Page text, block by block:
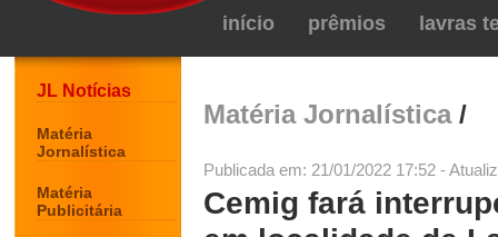
início prêmios lavras
JL Notícias
Matéria
Jornalística
Matéria
Publicitária
Matéria Jornalística/
Publicada em: 21/01/2022 17:52 -
Cemig fará